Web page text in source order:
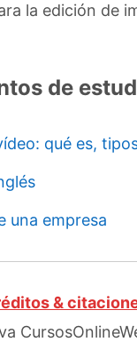
la edición de
de
qué es,
una empresa
&